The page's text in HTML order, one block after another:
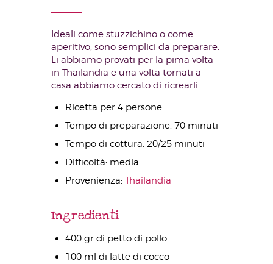
Ideali come stuzzichino o come
aperitivo, sono semplici da preparare.
Li abbiamo provati per la pima volta
in Thailandia e una volta tornati a
casa abbiamo cercato di ricrearli.
Ricetta per 4 persone
Tempo di preparazione: 70 minuti
Tempo di cottura: 20/25 minuti
Difficoltà: media
Provenienza: Thailandia
Ingredienti
400 gr di petto di pollo
100 ml di latte di cocco